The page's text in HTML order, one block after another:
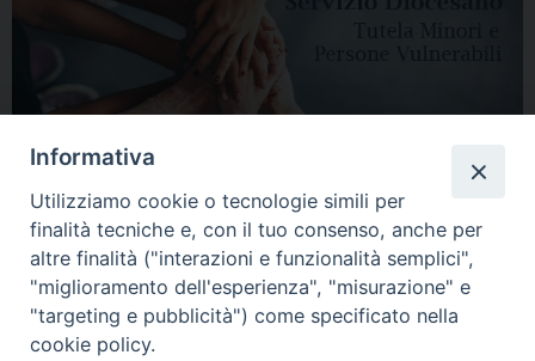
HOME DIOCESI VESCOVO CURIA VESCOVILE NEWS
Informativa
Utilizziamo cookie o tecnologie simili per
finalità tecniche e, con il tuo consenso, anche per
altre finalità ("interazioni e funzionalità semplici",
"miglioramento dell'esperienza", "misurazione" e
"targeting e pubblicità") come specificato nella
cookie policy.